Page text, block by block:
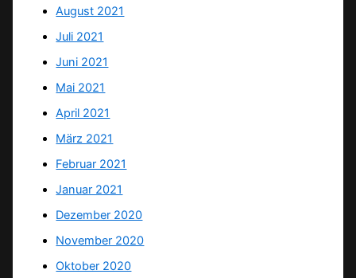
August 2021
Juli 2021
Juni 2021
Mai 2021
April 2021
März 2021
Februar 2021
Januar 2021
Dezember 2020
November 2020
Oktober 2020